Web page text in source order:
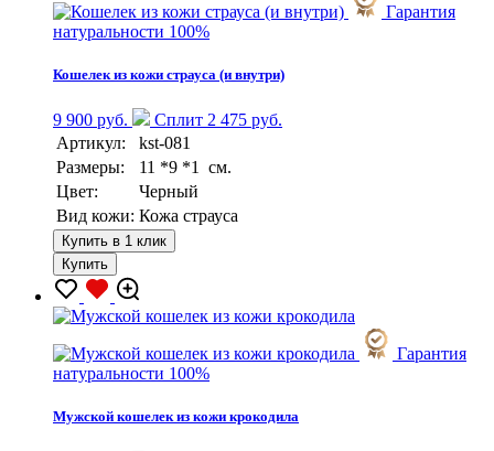
Гарантия
натуральности 100%
Кошелек из кожи страуса (и внутри)
9 900 руб.
Сплит 2 475 руб.
Артикул:
kst-081
Размеры:
11 *9 *1 см.
Цвет:
Черный
Вид кожи: Кожа страуса
Купить в 1 клик
Купить
Гарантия
натуральности 100%
Мужской кошелек из кожи крокодила